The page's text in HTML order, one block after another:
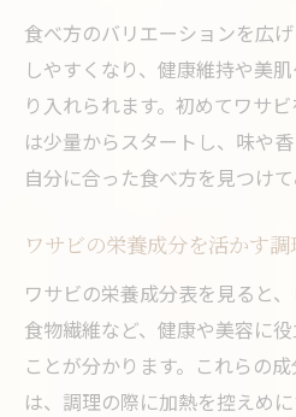
食べ方のバリエーションを広
しやすくなり、健康維持や美
り入れられます。初めてワサ
は少量からスタートし、味や
自分に合った食べ方を見つけて
ワサビの栄養成分を活かす
ワサビの栄養成分表を見ると、
食物繊維など、健康や美容に
ことが分かります。これらの
は、調理の際に加熱を控えめに